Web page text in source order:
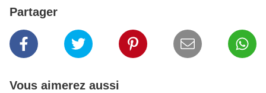
Partager
Vous aimerez aussi